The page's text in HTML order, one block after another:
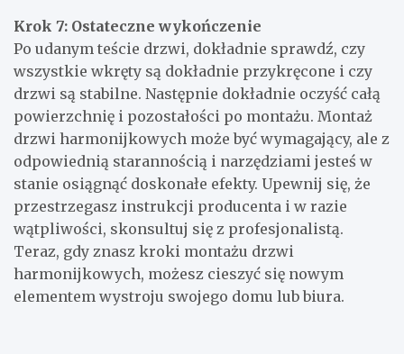
Krok 7: Ostateczne wykończenie
Po udanym teście drzwi, dokładnie sprawdź, czy
wszystkie wkręty są dokładnie przykręcone i czy
drzwi są stabilne. Następnie dokładnie oczyść całą
powierzchnię i pozostałości po montażu. Montaż
drzwi harmonijkowych może być wymagający, ale z
odpowiednią starannością i narzędziami jesteś w
stanie osiągnąć doskonałe efekty. Upewnij się, że
przestrzegasz instrukcji producenta i w razie
wątpliwości, skonsultuj się z profesjonalistą.
Teraz, gdy znasz kroki montażu drzwi
harmonijkowych, możesz cieszyć się nowym
elementem wystroju swojego domu lub biura.